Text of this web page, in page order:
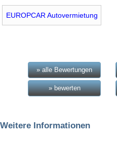
EUROPCAR Autovermietung
» alle Bewertungen
» bewerten
Weitere Informationen